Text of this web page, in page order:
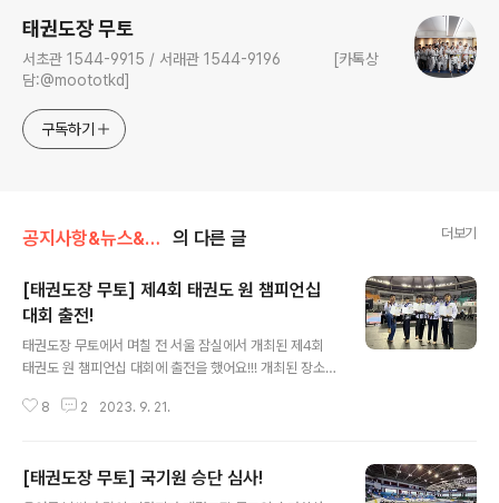
태권도장 무토
서초관 1544-9915 / 서래관 1544-9196 [카톡상
담:@moototkd]
구독하기
공지사항&뉴스&행사 의 다른 글 더보기
[태권도장 무토] 제4회 태권도 원 챔피언십
대회 출전!
태권도장 무토에서 며칠 전 서울 잠실에서 개최된 제4회
태권도 원 챔피언십 대회에 출전을 했어요!!! 개최된 장소는
주 열리는 규모가 매우 큰 곳이었어요!! 딱 봐도 규모가 굉
에서 합동으로 치뤄지는 대회인 만큼 정말 많은 선수들이
8 2 2023. 9. 21.
[태권도장 무토] 국기원 승단 심사!